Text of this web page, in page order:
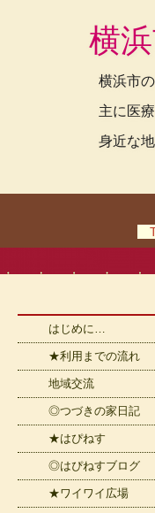
横
横浜市
主に医
身近な
はじめに…
★利用までの流れ
地域交流
◎つづきの家日記
★はぴねす
◎はぴねすブログ
★ワイワイ広場